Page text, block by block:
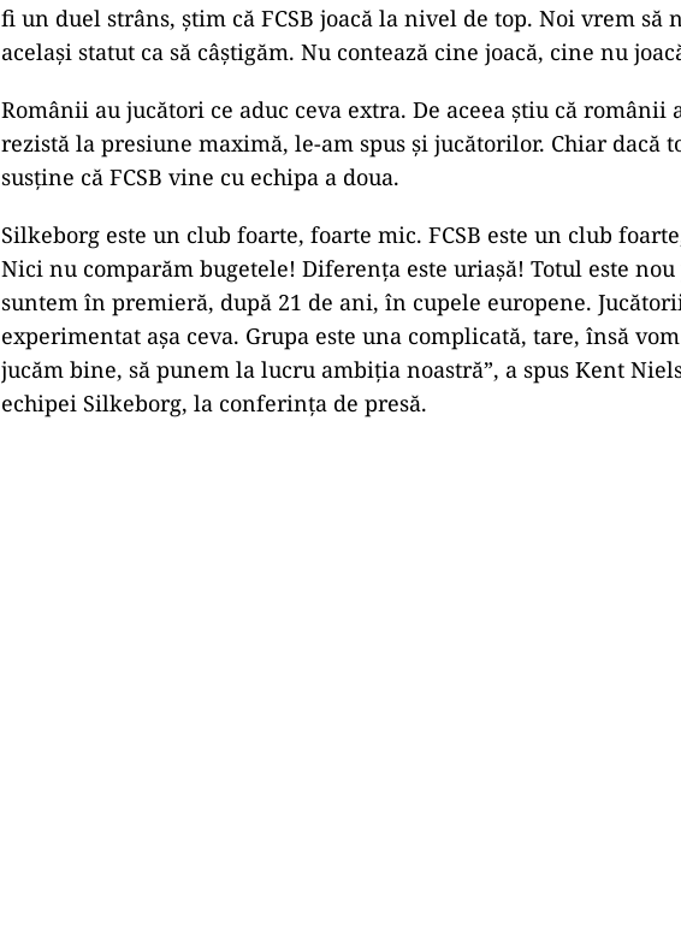
fi un duel strâns, știm că FCSB joacă la nivel de top. Noi vrem să
același statut ca să câștigăm. Nu contează cine joacă, cine nu
Românii au jucători ce aduc ceva extra. De aceea știu că românii
rezistă la presiune maximă, le-am spus și jucătorilor. Chiar dacă
susține că FCSB vine cu echipa a doua.
Silkeborg este un club foarte, foarte mic. FCSB este un club
Nici nu comparăm bugetele! Diferența este uriașă! Totul este
suntem în premieră, după 21 de ani, în cupele europene.
experimentat așa ceva. Grupa este una complicată, tare, însă
jucăm bine, să punem la lucru ambiția noastră”, a spus Kent
echipei Silkeborg, la conferința de presă.